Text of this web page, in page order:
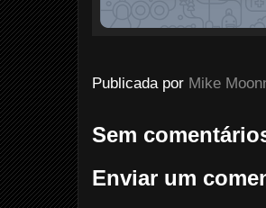
Publicada por Mike
Sem
Enviar um